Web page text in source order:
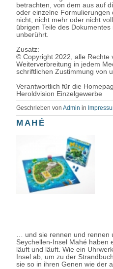
betrachten, von dem aus auf
oder einzelne Formulierungen
nicht, nicht mehr oder nicht
übrigen Teile des
unberührt.
Zusatz:
© Copyright 2022, alle Rechte
Weiterverbreitung in jedem
schriftlichen Zustimmung von
Verantwortlich für die
Heroldvision Einzelgewerbe
Geschrieben vonAdmin in
MAHÉ
… und sie rennen und rennen
Seychellen-Insel Mahé haben
läuft und läuft. Wie ein
Insel ab, um zu der
sie so in ihren Genen wie der